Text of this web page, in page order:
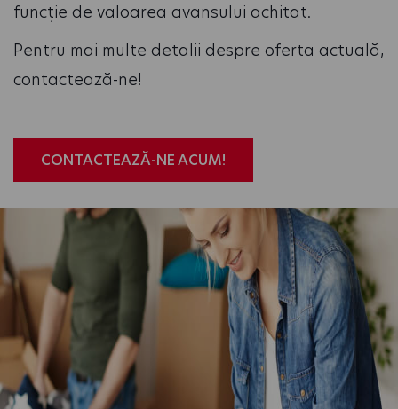
funcție de valoarea avansului achitat.
Pentru mai multe detalii despre oferta actuală,
contactează-ne!
CONTACTEAZĂ-NE ACUM!